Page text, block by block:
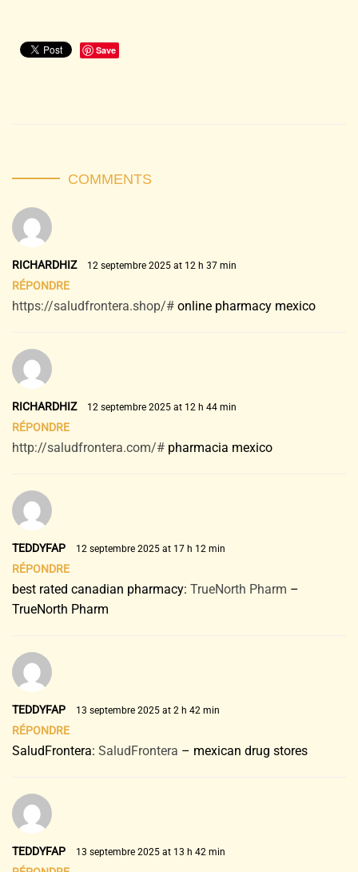
Save
COMMENTS
RICHARDHIZ 12 septembre 2025 at 12 h 37 min
RÉPONDRE
https://saludfrontera.shop/# online pharmacy mexico
RICHARDHIZ 12 septembre 2025 at 12 h 44 min
RÉPONDRE
http://saludfrontera.com/# pharmacia mexico
TEDDYFAP 12 septembre 2025 at 17 h 12 min
RÉPONDRE
best rated canadian pharmacy: TrueNorth Pharm –
TrueNorth Pharm
TEDDYFAP 13 septembre 2025 at 2 h 42 min
RÉPONDRE
SaludFrontera: SaludFrontera – mexican drug stores
TEDDYFAP 13 septembre 2025 at 13 h 42 min